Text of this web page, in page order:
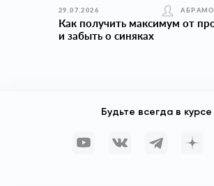
29.07.2026
Как получить максимум от
и забыть о синяках
Будьте всегда в курсе